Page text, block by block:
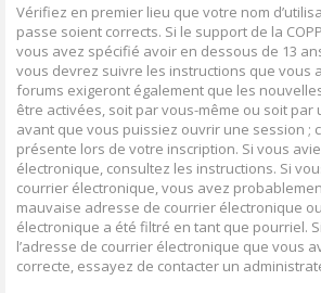
Vérifiez en premier lieu que votre nom
passe soient corrects. Si le support de la
vous avez spécifié avoir en dessous de 13
vous devrez suivre les instructions que vous
forums exigeront également que les
être activées, soit par vous-même ou soit par
avant que vous puissiez ouvrir une session ;
présente lors de votre inscription. Si vous
électronique, consultez les instructions. Si
courrier électronique, vous avez
mauvaise adresse de courrier électronique
électronique a été filtré en tant que pourriel.
l’adresse de courrier électronique que vous
correcte, essayez de contacter un